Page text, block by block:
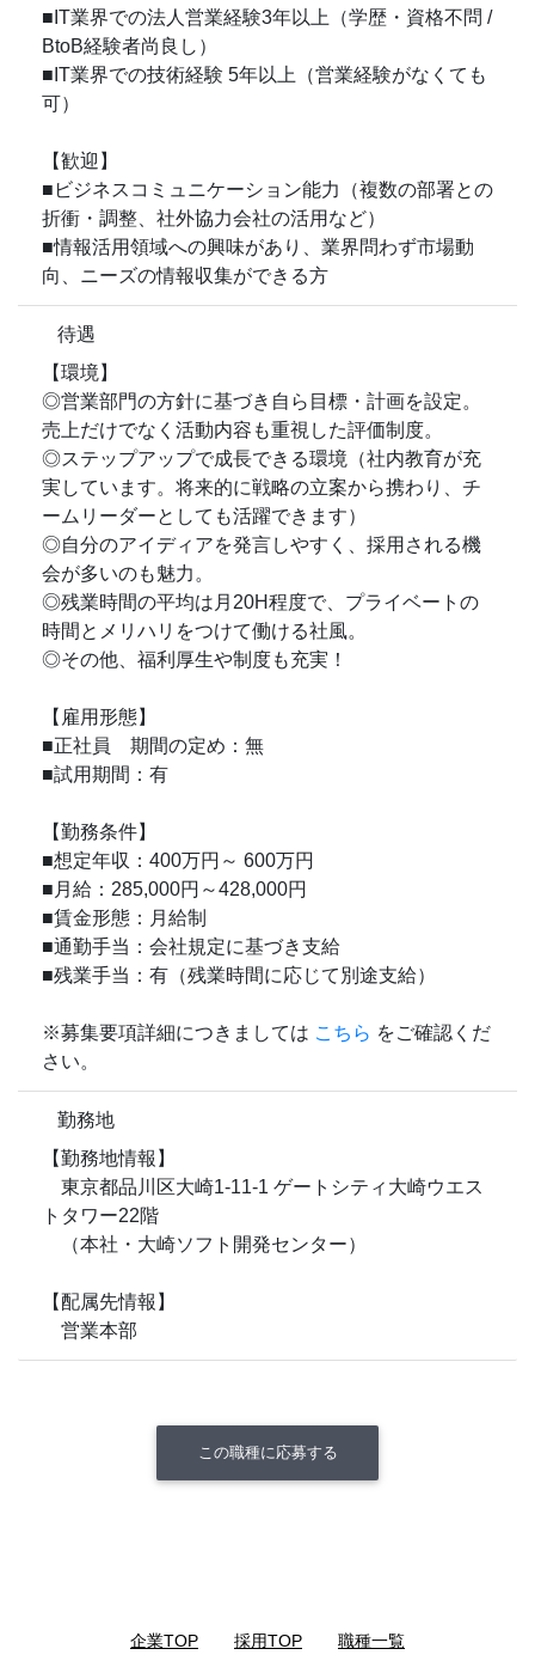
■IT業界での法人営業経験3年以上（学歴・資格不問 /
BtoB経験者尚良し）
■IT業界での技術経験 5年以上（営業経験がなくても
可）
【歓迎】
■ビジネスコミュニケーション能力（複数の部署との
折衝・調整、社外協力会社の活用など）
■情報活用領域への興味があり、業界問わず市場動
向、ニーズの情報収集ができる方
待遇
【環境】
◎営業部門の方針に基づき自ら目標・計画を設定。
売上だけでなく活動内容も重視した評価制度。
◎ステップアップで成長できる環境（社内教育が充
実しています。将来的に戦略の立案から携わり、チ
ームリーダーとしても活躍できます）
◎自分のアイディアを発言しやすく、採用される機
会が多いのも魅力。
◎残業時間の平均は月20H程度で、プライベートの
時間とメリハリをつけて働ける社風。
◎その他、福利厚生や制度も充実！
【雇用形態】
■正社員 期間の定め：無
■試用期間：有
【勤務条件】
■想定年収：400万円～ 600万円
■月給：285,000円～428,000円
■賃金形態：月給制
■通勤手当：会社規定に基づき支給
■残業手当：有（残業時間に応じて別途支給）
※募集要項詳細につきましては こちら をご確認くだ
さい。
勤務地
【勤務地情報】
東京都品川区大崎1-11-1 ゲートシティ大崎ウエス
トタワー22階
（本社・大崎ソフト開発センター）
【配属先情報】
営業本部
この職種に応募する
企業TOP 採用TOP 職種一覧